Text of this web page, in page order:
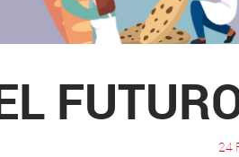
24